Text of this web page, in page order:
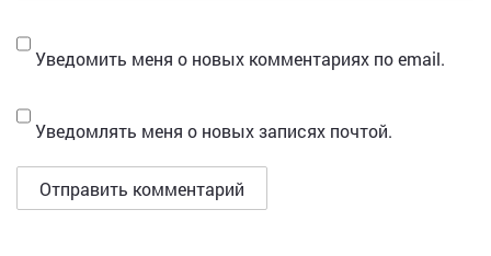
Уведомить меня о новых комментариях по email.
Уведомлять меня о новых записях почтой.